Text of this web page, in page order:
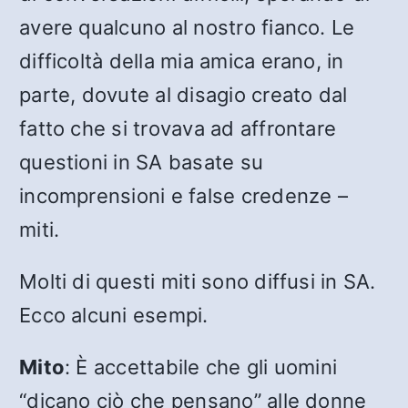
avere qualcuno al nostro fianco. Le
difficoltà della mia amica erano, in
parte, dovute al disagio creato dal
fatto che si trovava ad affrontare
questioni in SA basate su
incomprensioni e false credenze –
miti.
Molti di questi miti sono diffusi in SA.
Ecco alcuni esempi.
Mito: È accettabile che gli uomini
“dicano ciò che pensano” alle donne